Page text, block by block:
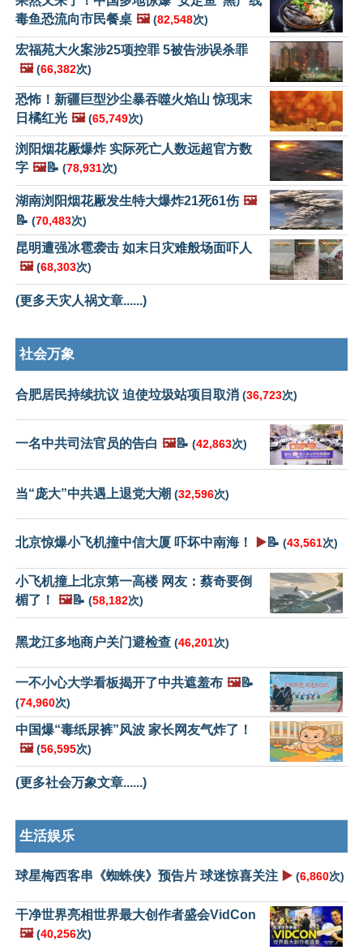
毒鱼恐流向市民餐桌 🖼️ (82,548次)
宏福苑大火案涉25项控罪 5被告涉误杀罪
🖼️ (66,382次)
恐怖！新疆巨型沙尘暴吞噬火焰山 惊现末
日橘红光 🖼️ (65,749次)
浏阳烟花厰爆炸 实际死亡人数远超官方数
字 🖼️📝 (78,931次)
湖南浏阳烟花厰发生特大爆炸21死61伤 🖼️
📝 (70,483次)
昆明遭强冰雹袭击 如末日灾难般场面吓人
🖼️ (68,303次)
(更多天灾人祸文章......)
社会万象
合肥居民持续抗议 迫使垃圾站项目取消 (36,723次)
一名中共司法官员的告白 🖼️📝 (42,863次)
当“庞大”中共遇上退党大潮 (32,596次)
北京惊爆小飞机撞中信大厦 吓坏中南海！ ▶️📝 (43,561次)
小飞机撞上北京第一高楼 网友：蔡奇要倒
楣了！
🖼️📝 (58,182次)
黑龙江多地商户关门避检查 (46,201次)
一不小心大学看板揭开了中共遮羞布 🖼️📝
(74,960次)
中国爆“毒纸尿裤”风波 家长网友气炸了！
🖼️ (56,595次)
(更多社会万象文章......)
生活娱乐
球星梅西客串《蜘蛛侠》预告片 球迷惊喜关注 ▶️ (6,860次)
干净世界亮相世界最大创作者盛会VidCon
🖼️ (40,256次)